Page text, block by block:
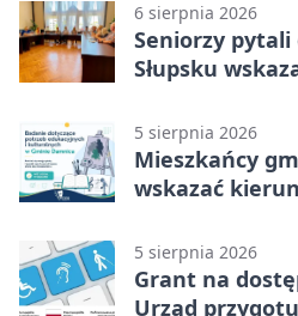
6 sierpnia 2026
Seniorzy pytali
Słupsku
5 sierpnia 2026
Mieszkańcy
wskazać
5 sierpnia 2026
Grant na
Urząd